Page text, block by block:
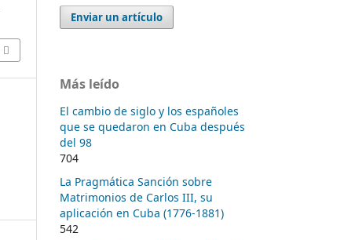
Enviar un artículo
Más leído
El cambio de siglo y los españoles
que se quedaron en Cuba después
del 98
704
La Pragmática Sanción sobre
Matrimonios de Carlos III, su
aplicación en Cuba (1776-1881)
542